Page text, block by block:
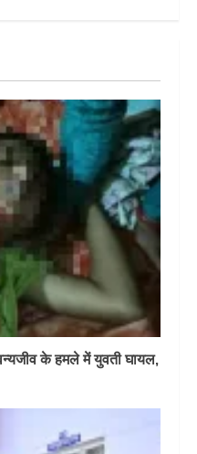
के हमले में युवती घायल,